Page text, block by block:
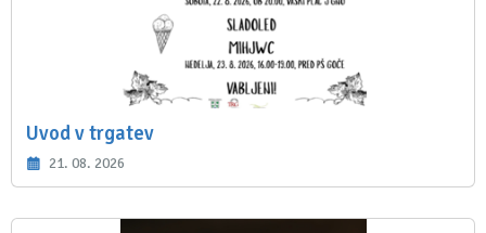
Uvod v trgatev
21. 08. 2026